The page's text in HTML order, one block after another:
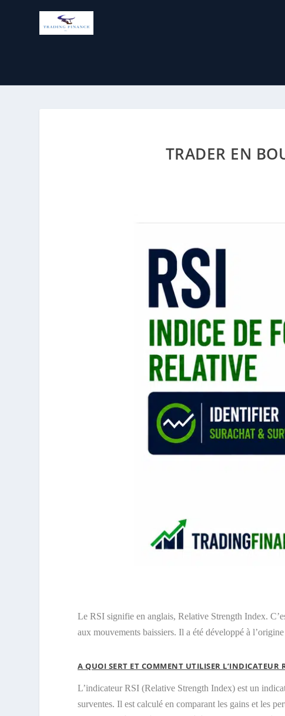
TRADER EN
Le RSI signifie en anglais, Relative Strength Index.
aux mouvements baissiers. Il a été développé à
A QUOI SERT ET COMMENT UTILISER L’INDICATEUR
L’indicateur RSI (Relative Strength Index) est un
surventes. Il est calculé en comparant les gains et les